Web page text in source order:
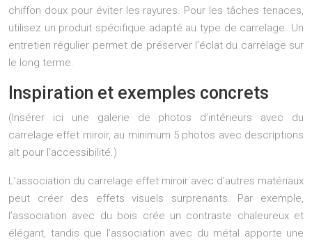
chiffon doux pour éviter les rayures. Pour les tâches tenaces,
utilisez un produit spécifique adapté au type de carrelage. Un
entretien régulier permet de préserver l’éclat du carrelage sur
le long terme.
Inspiration et exemples concrets
(Insérer ici une galerie de photos d’intérieurs avec du
carrelage effet miroir, au minimum 5 photos avec descriptions
alt pour l’accessibilité.)
L’association du carrelage effet miroir avec d’autres matériaux
peut créer des effets visuels surprenants. Par exemple,
l’association avec du bois crée un contraste chaleureux et
élégant, tandis que l’association avec du métal apporte une